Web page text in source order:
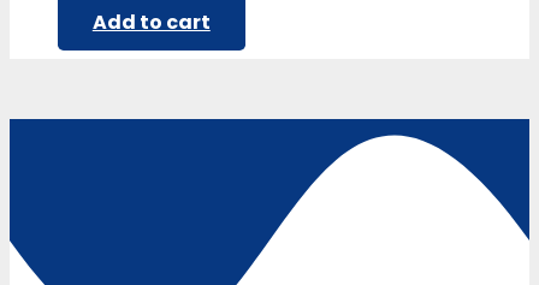
Add to cart